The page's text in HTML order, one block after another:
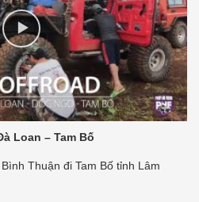
Loan – Tam Bố
Thuận đi Tam Bố tỉnh Lâm